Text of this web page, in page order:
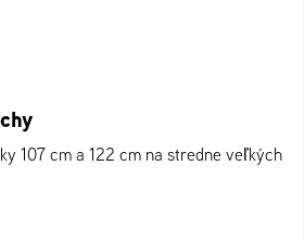
107 cm a 122 cm na stredne veľkých